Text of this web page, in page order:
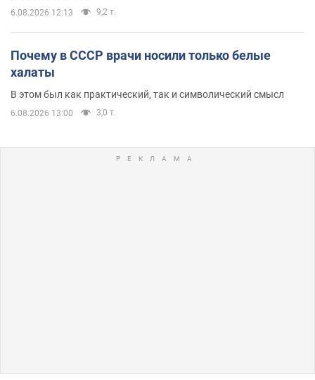
6.08.2026 12:13 9,2 т.
Почему в СССР врачи носили только белые
халаты
В этом был как практический, так и символический смысл
6.08.2026 13:00 3,0 т.